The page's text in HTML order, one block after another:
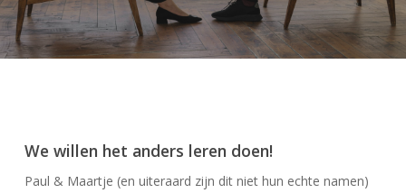
We willen het anders leren doen!
Paul & Maartje (en uiteraard zijn dit niet hun echte namen)